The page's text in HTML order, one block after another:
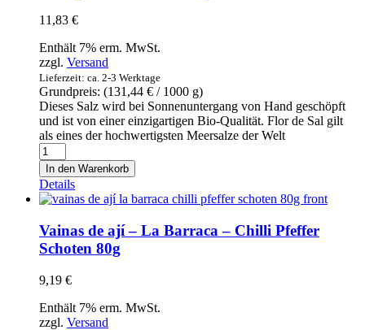
150g
11,83 €
Enthält 7% erm. MwSt.
zzgl. Versand
Lieferzeit: ca. 2-3 Werktage
Grundpreis: (131,44 € / 1000 g)
Dieses Salz wird bei Sonnenuntergang von Hand geschöpft
und ist von einer einzigartigen Bio-Qualität. Flor de Sal gilt
als eines der hochwertigsten Meersalze der Welt
Flor
De
Sal
Ecológica
Natural
plus
-
Biologisches
90g
In den Warenkorb
Details
Vainas de ají – La Barraca – Chilli Pfeffer
Schoten 80g
9,19 €
Enthält 7% erm. MwSt.
zzgl. Versand